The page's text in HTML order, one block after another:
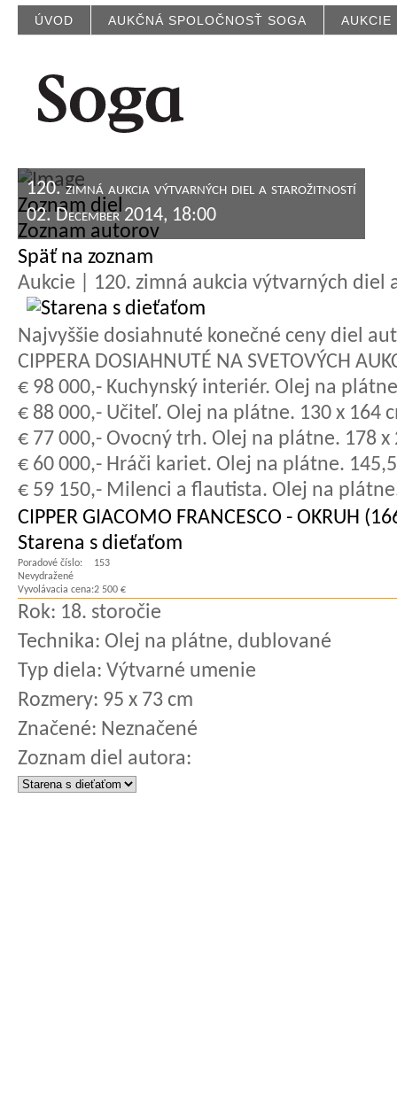
ÚVOD AUKČNÁ SPOLOČNOSŤ SOGA AUKCIE
120. zimná aukcia výtvarných diel a starožitností
02. December 2014, 18:00
Zoznam diel
Zoznam autorov
Späť na zoznam
Aukcie | 120. zimná aukcia výtvarných diel
Najvyššie dosiahnuté konečné ceny diel
CIPPERA DOSIAHNUTÉ NA SVETOVÝCH
€ 98 000,- Kuchynský interiér. Olej na
€ 88 000,- Učiteľ. Olej na plátne. 130 x 164
€ 77 000,- Ovocný trh. Olej na plátne. 178 x
€ 60 000,- Hráči kariet. Olej na plátne.
€ 59 150,- Milenci a flautista. Olej na
CIPPER GIACOMO FRANCESCO - OKRUH
Starena s dieťaťom
Poradové číslo:
153
Nevydražené
Vyvolávacia cena:2 500 €
Rok: 18. storočie
Technika: Olej na plátne, dublované
Typ diela: Výtvarné umenie
Rozmery: 95 x 73 cm
Značené: Neznačené
Zoznam diel autora: